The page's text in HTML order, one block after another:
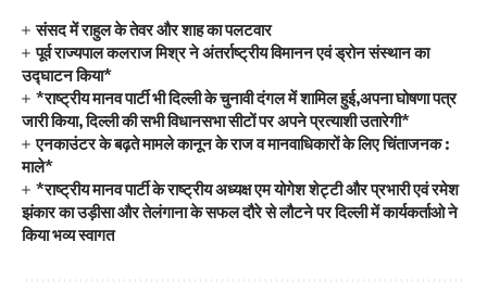
संसद में राहुल के तेवर और शाह का पलटवार
पूर्व राज्यपाल कलराज मिश्र ने अंतर्राष्ट्रीय विमानन एवं ड्रोन संस्थान का
उद्घाटन किया*
*राष्ट्रीय मानव पार्टी भी दिल्ली के चुनावी दंगल में शामिल हुई,अपना घोषणा पत्र
जारी किया, दिल्ली की सभी विधानसभा सीटों पर अपने प्रत्याशी उतारेगी*
एनकाउंटर के बढ़ते मामले कानून के राज व मानवाधिकारों के लिए चिंताजनक :
माले*
*राष्ट्रीय मानव पार्टी के राष्ट्रीय अध्यक्ष एम योगेश शेट्टी और प्रभारी एवं रमेश
झंकार का उड़ीसा और तेलंगाना के सफल दौरे से लौटने पर दिल्ली में कार्यकर्ताओ ने
किया भव्य स्वागत